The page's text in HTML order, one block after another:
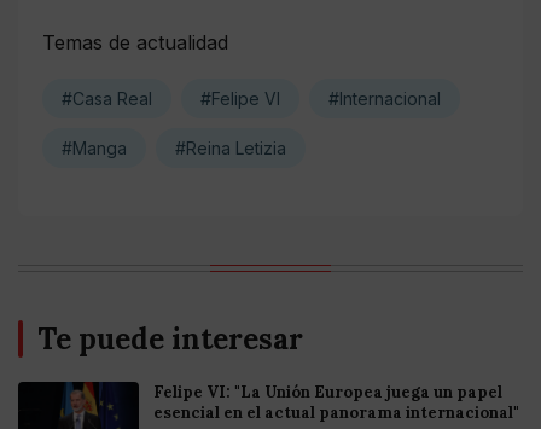
Temas de actualidad
#Casa Real #Felipe VI #Internacional
#Manga #Reina Letizia
Te puede interesar
Felipe VI: "La Unión Europea juega un papel
esencial en el actual panorama internacional"